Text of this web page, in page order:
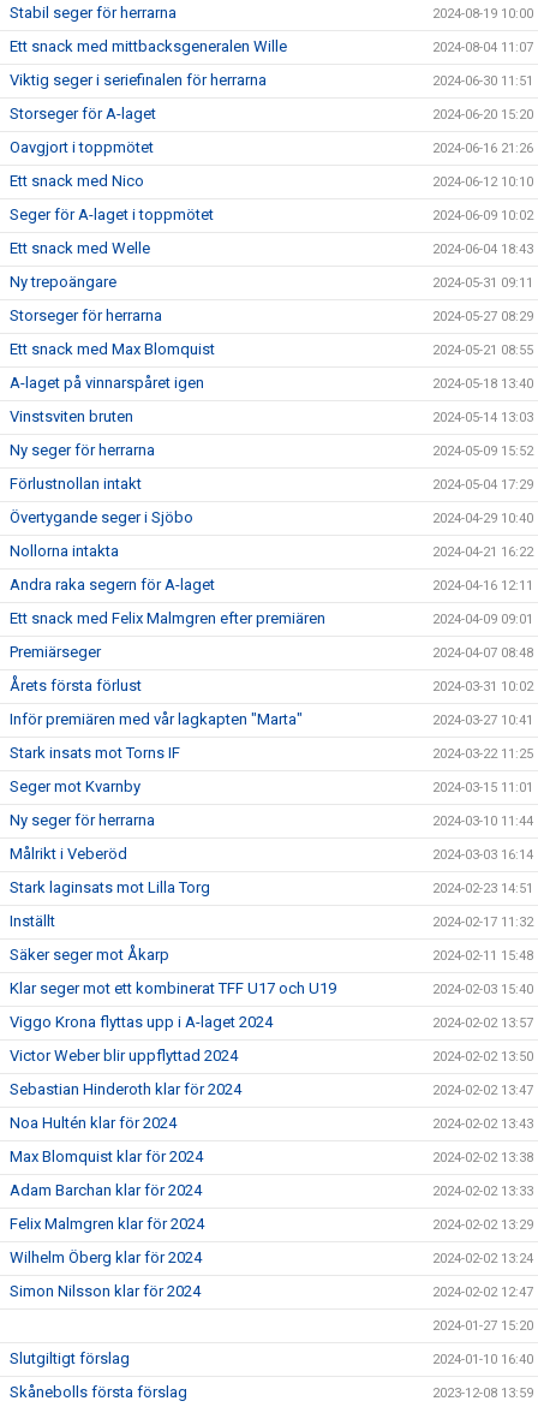
Stabil seger för herrarna 2024-08-19 10:00
Ett snack med mittbacksgeneralen Wille 2024-08-04 11:07
Viktig seger i seriefinalen för herrarna 2024-06-30 11:51
Storseger för A-laget 2024-06-20 15:20
Oavgjort i toppmötet 2024-06-16 21:26
Ett snack med Nico 2024-06-12 10:10
Seger för A-laget i toppmötet 2024-06-09 10:02
Ett snack med Welle 2024-06-04 18:43
Ny trepoängare 2024-05-31 09:11
Storseger för herrarna 2024-05-27 08:29
Ett snack med Max Blomquist 2024-05-21 08:55
A-laget på vinnarspåret igen 2024-05-18 13:40
Vinstsviten bruten 2024-05-14 13:03
Ny seger för herrarna 2024-05-09 15:52
Förlustnollan intakt 2024-05-04 17:29
Övertygande seger i Sjöbo 2024-04-29 10:40
Nollorna intakta 2024-04-21 16:22
Andra raka segern för A-laget 2024-04-16 12:11
Ett snack med Felix Malmgren efter premiären 2024-04-09 09:01
Premiärseger 2024-04-07 08:48
Årets första förlust 2024-03-31 10:02
Inför premiären med vår lagkapten "Marta" 2024-03-27 10:41
Stark insats mot Torns IF 2024-03-22 11:25
Seger mot Kvarnby 2024-03-15 11:01
Ny seger för herrarna 2024-03-10 11:44
Målrikt i Veberöd 2024-03-03 16:14
Stark laginsats mot Lilla Torg 2024-02-23 14:51
Inställt 2024-02-17 11:32
Säker seger mot Åkarp 2024-02-11 15:48
Klar seger mot ett kombinerat TFF U17 och U19 2024-02-03 15:40
Viggo Krona flyttas upp i A-laget 2024 2024-02-02 13:57
Victor Weber blir uppflyttad 2024 2024-02-02 13:50
Sebastian Hinderoth klar för 2024 2024-02-02 13:47
Noa Hultén klar för 2024 2024-02-02 13:43
Max Blomquist klar för 2024 2024-02-02 13:38
Adam Barchan klar för 2024 2024-02-02 13:33
Felix Malmgren klar för 2024 2024-02-02 13:29
Wilhelm Öberg klar för 2024 2024-02-02 13:24
Simon Nilsson klar för 2024 2024-02-02 12:47
2024-01-27 15:20
Slutgiltigt förslag 2024-01-10 16:40
Skånebolls första förslag 2023-12-08 13:59